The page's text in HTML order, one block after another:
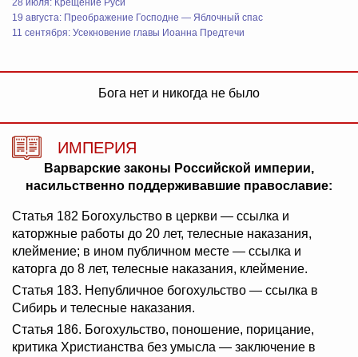
28 июля: Крещение Руси
19 августа: Преображение Господне — Яблочный спас
11 сентября: Усекновение главы Иоанна Предтечи
Бога нет и никогда не было
ИМПЕРИЯ
Варварские законы Российской империи,
насильственно поддерживавшие православие:
Статья 182 Богохульство в церкви — ссылка и
каторжные работы до 20 лет, телесные наказания,
клеймение; в ином публичном месте — ссылка и
каторга до 8 лет, телесные наказания, клеймение.
Статья 183. Непубличное богохульство — ссылка в
Сибирь и телесные наказания.
Статья 186. Богохульство, поношение, порицание,
критика Христианства без умысла — заключение в